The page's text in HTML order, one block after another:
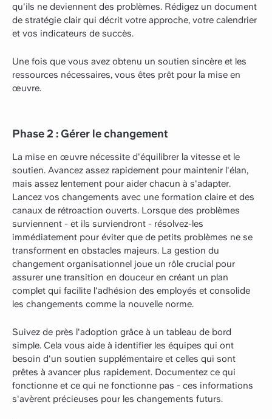
qu'ils ne deviennent des problèmes. Rédigez un document
de stratégie clair qui décrit votre approche, votre calendrier
et vos indicateurs de succès.
Une fois que vous avez obtenu un soutien sincère et les
ressources nécessaires, vous êtes prêt pour la mise en
œuvre.
Phase 2 : Gérer le changement
La mise en œuvre nécessite d'équilibrer la vitesse et le
soutien. Avancez assez rapidement pour maintenir l'élan,
mais assez lentement pour aider chacun à s'adapter.
Lancez vos changements avec une formation claire et des
canaux de rétroaction ouverts. Lorsque des problèmes
surviennent - et ils surviendront - résolvez-les
immédiatement pour éviter que de petits problèmes ne se
transforment en obstacles majeurs. La gestion du
changement organisationnel joue un rôle crucial pour
assurer une transition en douceur en créant un plan
complet qui facilite l'adhésion des employés et consolide
les changements comme la nouvelle norme.
Suivez de près l'adoption grâce à un tableau de bord
simple. Cela vous aide à identifier les équipes qui ont
besoin d'un soutien supplémentaire et celles qui sont
prêtes à avancer plus rapidement. Documentez ce qui
fonctionne et ce qui ne fonctionne pas - ces informations
s'avèrent précieuses pour les changements futurs.